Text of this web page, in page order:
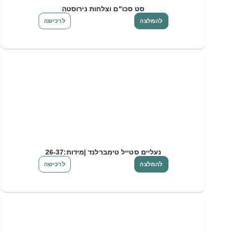
סט סכו"ם וצלחות נירוסטה
להמלצה לרכישה
נעליים סטייל טימברלנד |מידות:26-37
להמלצה לרכישה